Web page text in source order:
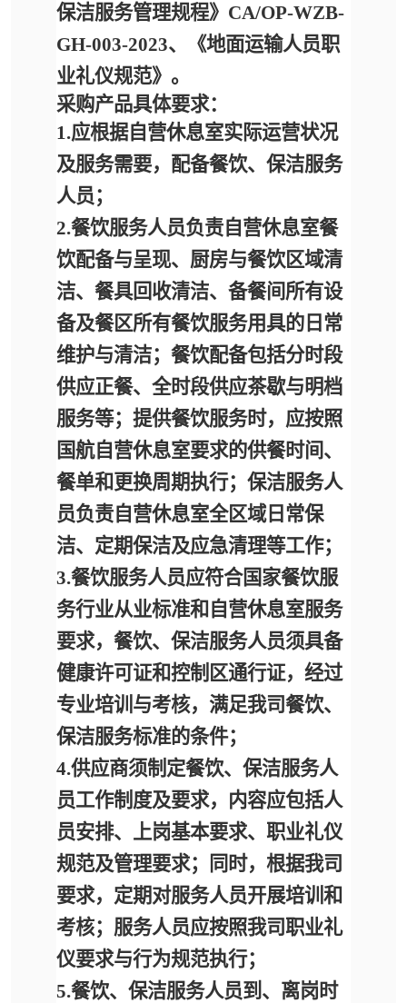
保洁服务管理规程》CA/OP-WZB-
GH-003-2023、《地面运输人员职
业礼仪规范》。
采购产品具体要求：
1.应根据自营休息室实际运营状况
及服务需要，配备餐饮、保洁服务
人员；
2.餐饮服务人员负责自营休息室餐
饮配备与呈现、厨房与餐饮区域清
洁、餐具回收清洁、备餐间所有设
备及餐区所有餐饮服务用具的日常
维护与清洁；餐饮配备包括分时段
供应正餐、全时段供应茶歇与明档
服务等；提供餐饮服务时，应按照
国航自营休息室要求的供餐时间、
餐单和更换周期执行；保洁服务人
员负责自营休息室全区域日常保
洁、定期保洁及应急清理等工作；
3.餐饮服务人员应符合国家餐饮服
务行业从业标准和自营休息室服务
要求，餐饮、保洁服务人员须具备
健康许可证和控制区通行证，经过
专业培训与考核，满足我司餐饮、
保洁服务标准的条件；
4.供应商须制定餐饮、保洁服务人
员工作制度及要求，内容应包括人
员安排、上岗基本要求、职业礼仪
规范及管理要求；同时，根据我司
要求，定期对服务人员开展培训和
考核；服务人员应按照我司职业礼
仪要求与行为规范执行；
5.餐饮、保洁服务人员到、离岗时